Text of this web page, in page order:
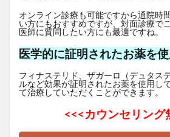
オンライン診療も可能ですから通院時
い方にもおすすめですが、対面診療で
医師に質問したい方にも最適ですね。
医学的に証明されたお薬を使
フィナステリド、ザガーロ（デュタス
ルなど効果が証明されたお薬を使用し
て治療していただくことができます。
<<<カウンセリング